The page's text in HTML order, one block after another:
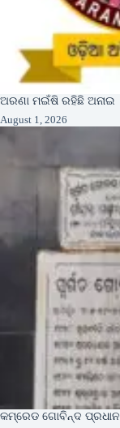
ଅରଣା ମଇଁଷି ରହିଛି ଅନାଇ
August 1, 2026
କମ୍ରେଡ ଗୋବିନ୍ଦ ପ୍ରଧାନ